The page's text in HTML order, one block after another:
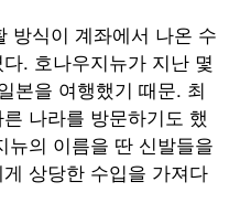
방식이 계좌에서 나온 수
. 호나우지뉴가 지난 몇
본을 여행했기 때문. 최
나라를 방문하기도 했
뉴의 이름을 딴 신발들을
상당한 수입을 가져다